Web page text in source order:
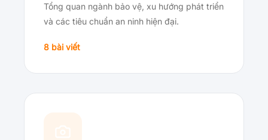
Tổng quan ngành bảo vệ, xu hướng phát triển
và các tiêu chuẩn an ninh hiện đại.
8 bài viết